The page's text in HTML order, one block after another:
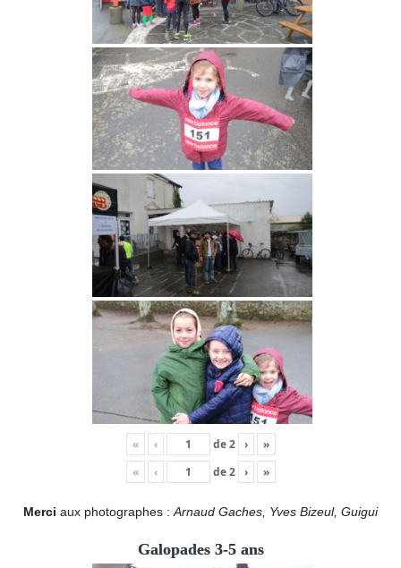
« ‹ de2 ›
»
«
‹ de2 › »
Merci aux photographes : Arnaud Gaches, Yves Bizeul, Guigui
Galopades 3-5 ans